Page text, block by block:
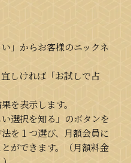
」からお客様のニックネ
しければ「お試しで占
を表示します。
選択を知る」のボタンを
を１つ選び、月額会員に
ができます。（月額料金